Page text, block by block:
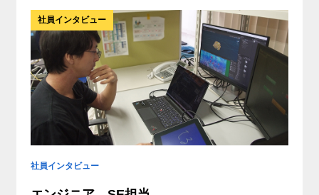
FAQ
よくあるご質問
ENTRY
社員インタビュー
社員インタビュー